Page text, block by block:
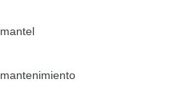
mantel
mantenimiento